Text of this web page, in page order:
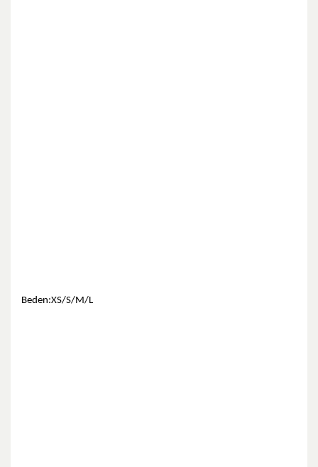
Beden:XS/S/M/L